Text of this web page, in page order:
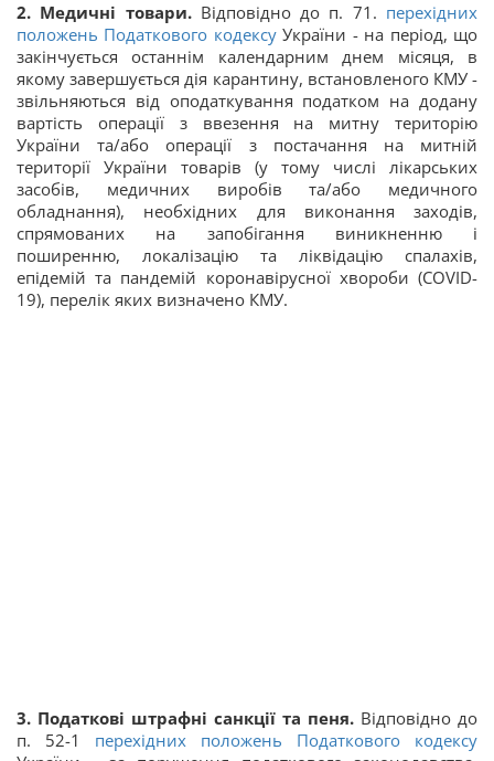
2. Медичні товари. Відповідно до п. 71. перехідних
положень Податкового кодексуУкраїни - на період, що
закінчується останнім календарним днем місяця, в
якому завершується дія карантину, встановленого КМУ -
звільняються від оподаткування податком на додану
вартість операції з ввезення на митну територію
України та/або операції з постачання на митній
території України товарів (у тому числі лікарських
засобів, медичних виробів та/або медичного
обладнання), необхідних для виконання заходів,
спрямованих на запобігання виникненню і
поширенню, локалізацію та ліквідацію спалахів,
епідемій та пандемій коронавірусної хвороби (COVID-
19), перелік яких визначено КМУ.
3. Податкові штрафні санкції та пеня. Відповідно до
п. 52-1 перехідних положень Податкового кодексу